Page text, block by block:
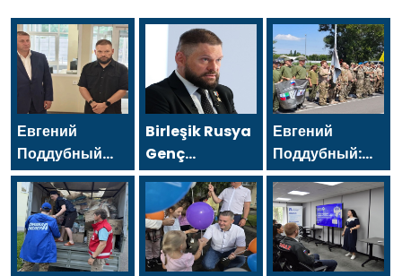
Евгений
Поддубный
поблагодарил
добровольцев
Белгородской
области за
мужество в
Birleşik Rusya
Genç
Muhafızları’ndan
gönüllüler,
Belgorod
sakinlerine
yangın
Евгений
Поддубный:
Сегодня у
нашей
молодёжи
куётся
характер